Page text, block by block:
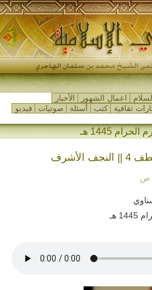
اعمال الشهور
الأخبار
ثقافية كتب أسئلة صوتيات
فيديو
1445 هـ
الأشرف